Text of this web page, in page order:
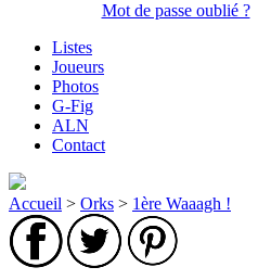
Mot de passe oublié ?
Listes
Joueurs
Photos
G-Fig
ALN
Contact
Accueil > Orks > 1ère Waaagh !